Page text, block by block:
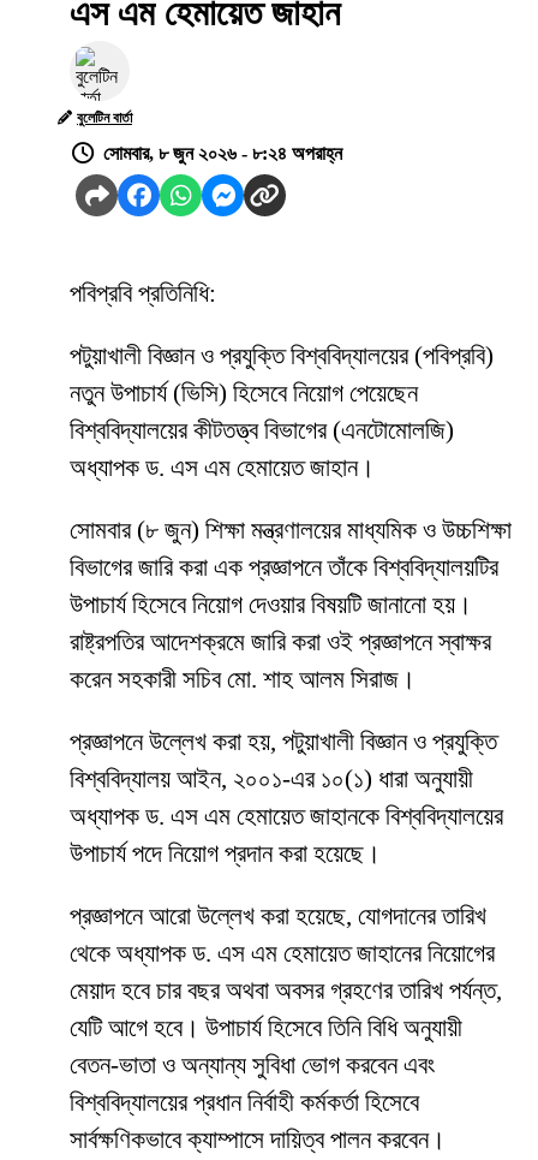
এস এম হেমায়েত জাহান
বুলেটিন বার্তা
সোমবার, ৮ জুন ২০২৬ - ৮:২৪ অপরাহ্ন
পবিপ্রবি প্রতিনিধি:
পটুয়াখালী বিজ্ঞান ও প্রযুক্তি বিশ্ববিদ্যালয়ের (পবিপ্রবি)
নতুন উপাচার্য (ভিসি) হিসেবে নিয়োগ পেয়েছেন
বিশ্ববিদ্যালয়ের কীটতত্ত্ব বিভাগের (এনটোমোলজি)
অধ্যাপক ড. এস এম হেমায়েত জাহান।
সোমবার (৮ জুন) শিক্ষা মন্ত্রণালয়ের মাধ্যমিক ও উচ্চশিক্ষা
বিভাগের জারি করা এক প্রজ্ঞাপনে তাঁকে বিশ্ববিদ্যালয়টির
উপাচার্য হিসেবে নিয়োগ দেওয়ার বিষয়টি জানানো হয়।
রাষ্ট্রপতির আদেশক্রমে জারি করা ওই প্রজ্ঞাপনে স্বাক্ষর
করেন সহকারী সচিব মো. শাহ আলম সিরাজ।
প্রজ্ঞাপনে উল্লেখ করা হয়, পটুয়াখালী বিজ্ঞান ও প্রযুক্তি
বিশ্ববিদ্যালয় আইন, ২০০১-এর ১০(১) ধারা অনুযায়ী
অধ্যাপক ড. এস এম হেমায়েত জাহানকে বিশ্ববিদ্যালয়ের
উপাচার্য পদে নিয়োগ প্রদান করা হয়েছে।
প্রজ্ঞাপনে আরো উল্লেখ করা হয়েছে, যোগদানের তারিখ
থেকে অধ্যাপক ড. এস এম হেমায়েত জাহানের নিয়োগের
মেয়াদ হবে চার বছর অথবা অবসর গ্রহণের তারিখ পর্যন্ত,
যেটি আগে হবে। উপাচার্য হিসেবে তিনি বিধি অনুযায়ী
বেতন-ভাতা ও অন্যান্য সুবিধা ভোগ করবেন এবং
বিশ্ববিদ্যালয়ের প্রধান নির্বাহী কর্মকর্তা হিসেবে
সার্বক্ষণিকভাবে ক্যাম্পাসে দায়িত্ব পালন করবেন।